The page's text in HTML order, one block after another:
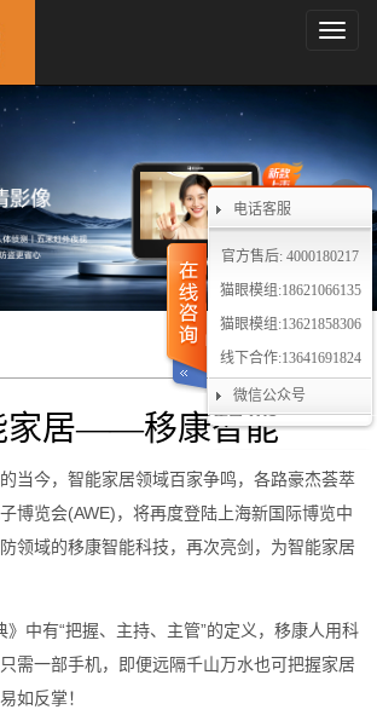
电话客服
官方售后: 4000180217
猫眼模组:18621066135
猫眼模组:13621858306
线下合作:13641691824
微信公众号
导
菜
家居——移康智能
当今，智能家居领域百家争鸣，各路豪杰荟萃
博览会(AWE)，将再度登陆上海新国际博览中
领域的移康智能科技，再次亮剑，为智能家居
》中有“把握、主持、主管”的定义，移康人用科
需一部手机，即便远隔千山万水也可把握家居
如反掌！